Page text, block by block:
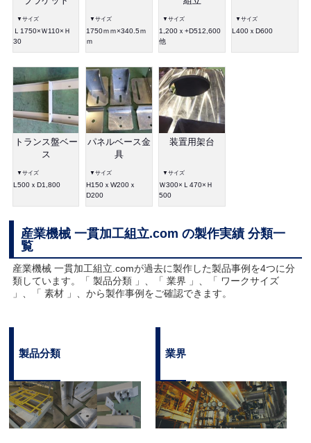
▼サイズ
Ｌ1750×Ｗ110×Ｈ
30
▼サイズ
1750ｍｍ×340.5ｍ
ｍ
▼サイズ
1,200ｘ+D512,600
他
▼サイズ
L400ｘD600
トランス盤ベー
ス
▼サイズ
L500ｘD1,800
パネルベース金
具
▼サイズ
H150ｘW200ｘ
D200
装置用架台
▼サイズ
Ｗ300×Ｌ470×Ｈ
500
産業機械 一貫加工組立.com の製作実績 分類一
覧
産業機械 一貫加工組立.comが過去に製作した製品事例を4つに分
類しています。「 製品分類 」、「 業界 」、「 ワークサイズ
」、「 素材 」、から製作事例をご確認できます。
製品分類 業界